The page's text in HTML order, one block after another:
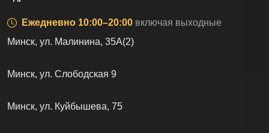
Ежедневно 10:00–20:00 включая выходные
Минск, ул. Малинина, 35А(2)
Минск, ул. Слободская 9
Минск, ул. Куйбышева, 75